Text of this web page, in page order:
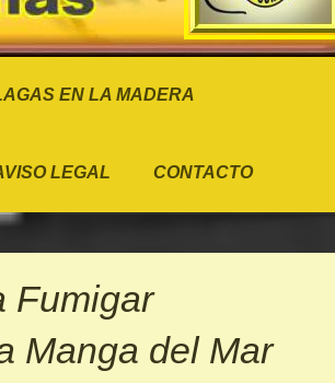
EN LA MADERA
LEGAL CONTACTO
Fumigar
Manga del Mar